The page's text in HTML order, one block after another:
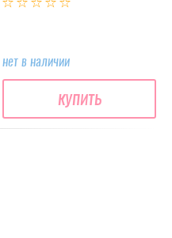
нет в наличии
купить